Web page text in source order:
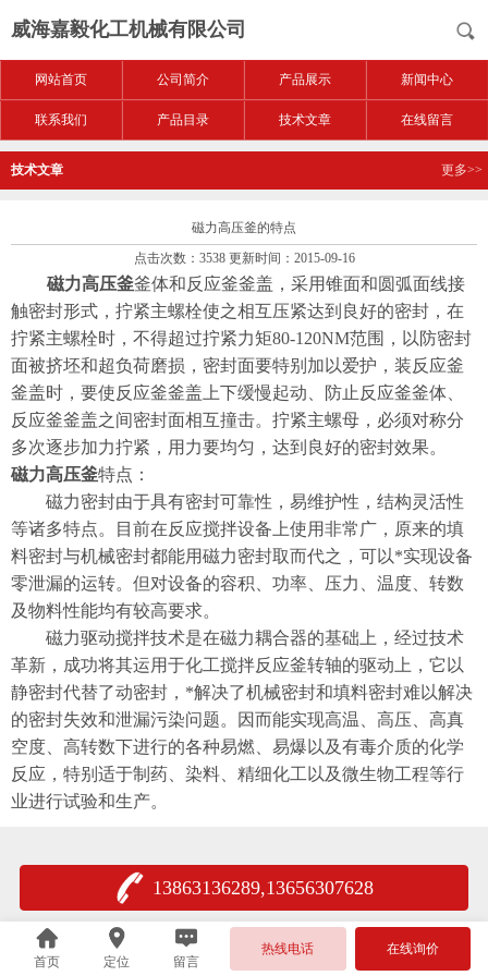
威海嘉毅化工机械有限公司
网站首页 公司简介 产品展示 新闻中心
联系我们 产品目录 技术文章 在线留言
技术文章 更多>>
磁力高压釜的特点
点击次数：3538 更新时间：2015-09-16
磁力高压釜釜体和反应釜釜盖，采用锥面和圆弧面线接
触密封形式，拧紧主螺栓使之相互压紧达到良好的密封，在
拧紧主螺栓时，不得超过拧紧力矩80-120NM范围，以防密封
面被挤坯和超负荷磨损，密封面要特别加以爱护，装反应釜
釜盖时，要使反应釜釜盖上下缓慢起动、防止反应釜釜体、
反应釜釜盖之间密封面相互撞击。拧紧主螺母，必须对称分
多次逐步加力拧紧，用力要均匀，达到良好的密封效果。
磁力高压釜特点：
磁力密封由于具有密封可靠性，易维护性，结构灵活性
等诸多特点。目前在反应搅拌设备上使用非常广，原来的填
料密封与机械密封都能用磁力密封取而代之，可以*实现设备
零泄漏的运转。但对设备的容积、功率、压力、温度、转数
及物料性能均有较高要求。
磁力驱动搅拌技术是在磁力耦合器的基础上，经过技术
革新，成功将其运用于化工搅拌反应釜转轴的驱动上，它以
静密封代替了动密封，*解决了机械密封和填料密封难以解决
的密封失效和泄漏污染问题。因而能实现高温、高压、高真
空度、高转数下进行的各种易燃、易爆以及有毒介质的化学
反应，特别适于制药、染料、精细化工以及微生物工程等行
业进行试验和生产。
13863136289,13656307628
首页 定位 留言
热线电话 在线询价